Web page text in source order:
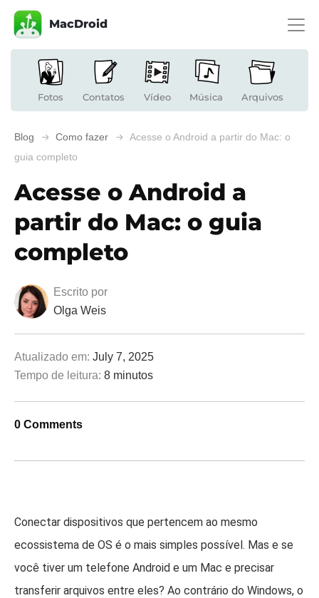
MacDroid
Fotos Contatos Vídeo Música Arquivos
Blog Como fazer
Acesse o Android a partir do Mac: o
guia completo
Acesse o Android a
partir do Mac: o guia
completo
Escrito por
Olga Weis
Atualizado em: July 7, 2025
Tempo de leitura: 8 minutos
0 Comments
Conectar dispositivos que pertencem ao mesmo
ecossistema de OS é o mais simples possível. Mas e se
você tiver um telefone Android e um Mac e precisar
transferir arquivos entre eles? Ao contrário do Windows, o